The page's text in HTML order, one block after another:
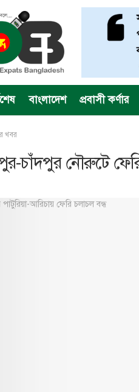
বাংলাদেশ প্রবাসী কর্ণার
খবর
চাঁদপুর নৌরুটে